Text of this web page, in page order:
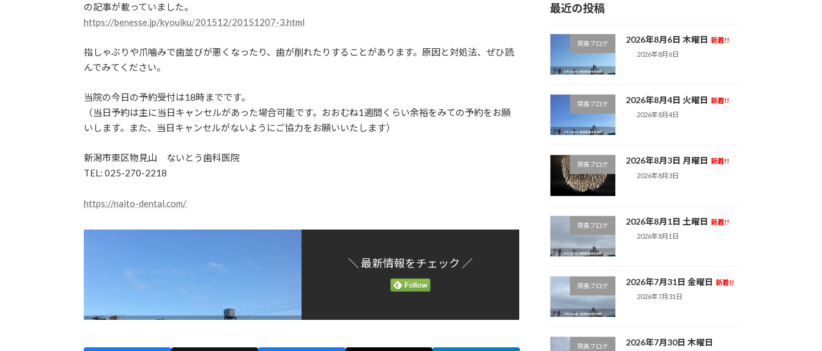
の記事が載っていました。
https://benesse.jp/kyouiku/201512/20151207-3.html
指しゃぶりや爪噛みで歯並びが悪くなったり、歯が削れたりすることがあります。原因と対処法、ぜひ読
んでみてください。
当院の今日の予約受付は18時までです。
（当日予約は主に当日キャンセルがあった場合可能です。おおむね1週間くらい余裕をみての予約をお願
いします。また、当日キャンセルがないようにご協力をお願いいたします）
新潟市東区物見山 ないとう歯科医院
TEL: 025-270-2218
https://naito-dental.com/
＼ 最新情報をチェック ／
最近の投稿
院長ブログ 2026年8月6日 木曜日 新着!!
2026年8月6日
院長ブログ 2026年8月4日 火曜日 新着!!
2026年8月4日
院長ブログ 2026年8月3日 月曜日 新着!!
2026年8月3日
院長ブログ 2026年8月1日 土曜日 新着!!
2026年8月1日
院長ブログ 2026年7月31日 金曜日 新着!!
2026年7月31日
院長ブログ 2026年7月30日 木曜日